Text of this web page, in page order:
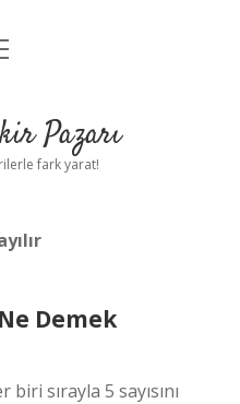
Pazarı
fark yarat!
Demek
sırayla 5 sayısını